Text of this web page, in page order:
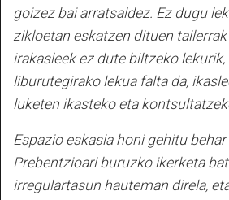
goizez bai arratsaldez. Ez dugu
zikloetan eskatzen dituen
irakasleek ez dute biltzeko
liburutegirako lekua falta da,
luketen ikasteko eta
Espazio eskasia honi gehitu
Prebentzioari buruzko ikerketa
irregulartasun hauteman direla,